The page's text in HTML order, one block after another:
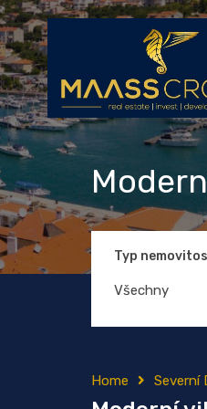
Typ
Všechny
Home Severní